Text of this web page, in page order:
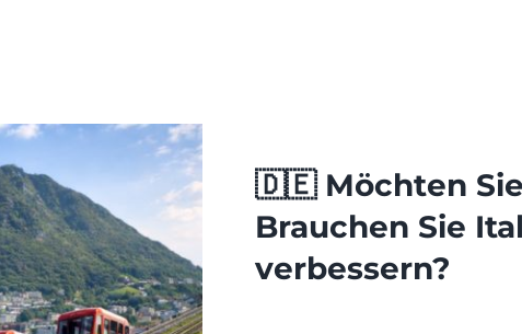
🇩🇪 Möchten
Brauchen Sie
verbessern?